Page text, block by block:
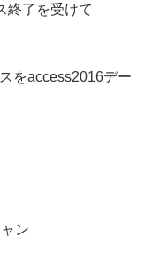
終了を受けて
をaccess2016デー
ン